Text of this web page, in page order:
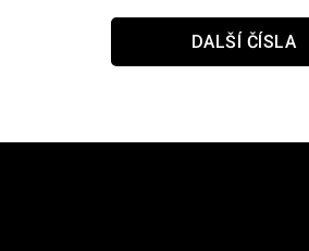
DALŠÍ ČÍSLA